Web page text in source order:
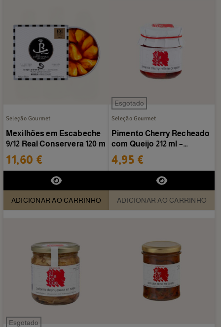
Seleção Gourmet
Mexilhões em Escabeche
9/12 Real Conservera 120 m
11,60 €
ADICIONAR AO CARRINHO
Esgotado
Seleção Gourmet
Pimento Cherry Recheado
com Queijo 212 ml –
Conservas Almanaque
4,95 €
ADICIONAR AO CARRINHO
Esgotado